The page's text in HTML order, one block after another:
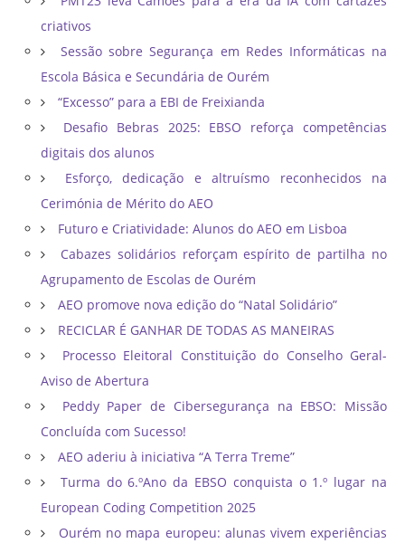
criativos
Sessão sobre Segurança em Redes Informáticas na
Escola Básica e Secundária de Ourém
“Excesso” para a EBI de Freixianda
Desafio Bebras 2025: EBSO reforça competências
digitais dos alunos
Esforço, dedicação e altruísmo reconhecidos na
Cerimónia de Mérito do AEO
Futuro e Criatividade: Alunos do AEO em Lisboa
Cabazes solidários reforçam espírito de partilha no
Agrupamento de Escolas de Ourém
AEO promove nova edição do “Natal Solidário”
RECICLAR É GANHAR DE TODAS AS MANEIRAS
Processo Eleitoral Constituição do Conselho Geral-
Aviso de Abertura
Peddy Paper de Cibersegurança na EBSO: Missão
Concluída com Sucesso!
AEO aderiu à iniciativa “A Terra Treme”
Turma do 6.ºAno da EBSO conquista o 1.º lugar na
European Coding Competition 2025
Ourém no mapa europeu: alunas vivem experiências